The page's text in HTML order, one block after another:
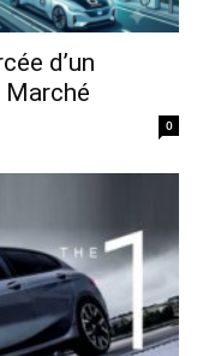
d’un
Marché
0